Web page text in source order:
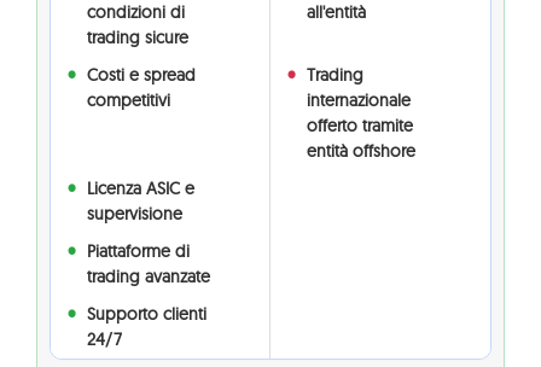
condizioni di
trading sicure
all'entità
Costi e spread
competitivi
Trading
internazionale
offerto tramite
entità offshore
Licenza ASIC e
supervisione
Piattaforme di
trading avanzate
Supporto clienti
24/7